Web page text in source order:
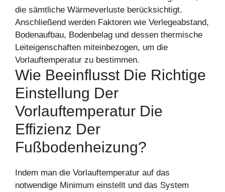
die sämtliche Wärmeverluste berücksichtigt.
Anschließend werden Faktoren wie Verlegeabstand,
Bodenaufbau, Bodenbelag und dessen thermische
Leiteigenschaften miteinbezogen, um die
Vorlauftemperatur zu bestimmen.
Wie Beeinflusst Die Richtige
Einstellung Der
Vorlauftemperatur Die
Effizienz Der
Fußbodenheizung?
Indem man die Vorlauftemperatur auf das
notwendige Minimum einstellt und das System